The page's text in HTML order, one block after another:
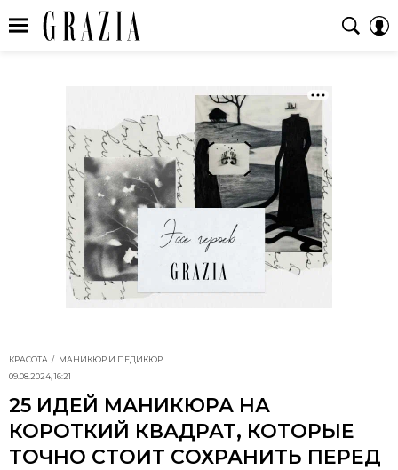
КРАСОТА
МАНИКЮР И ПЕДИКЮР
09.08.2024, 16:21
25 ИДЕЙ МАНИКЮРА НА
КОРОТКИЙ КВАДРАТ, КОТОРЫЕ
ТОЧНО СТОИТ СОХРАНИТЬ ПЕРЕД